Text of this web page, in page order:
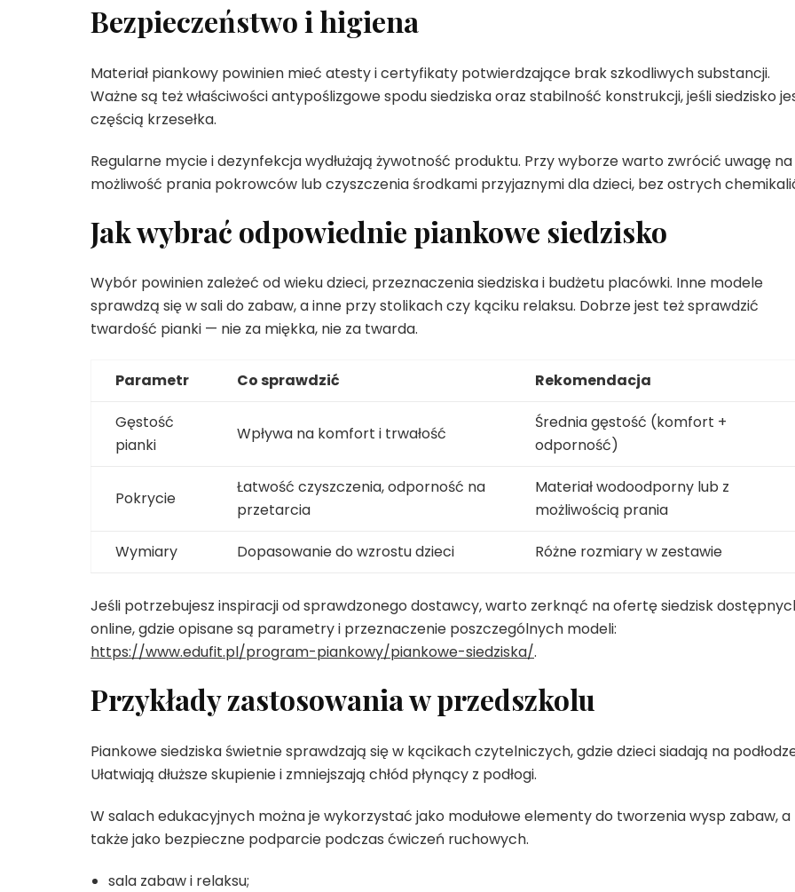
Bezpieczeństwo i higiena
Materiał piankowy powinien mieć atesty i certyfikaty potwierdzające brak szkodliwych substancji.
Ważne są też właściwości antypoślizgowe spodu siedziska oraz stabilność konstrukcji, jeśli siedzisko
częścią krzesełka.
Regularne mycie i dezynfekcja wydłużają żywotność produktu. Przy wyborze warto zwrócić uwagę na
możliwość prania pokrowców lub czyszczenia środkami przyjaznymi dla dzieci, bez ostrych
Jak wybrać odpowiednie piankowe siedzisko
Wybór powinien zależeć od wieku dzieci, przeznaczenia siedziska i budżetu placówki. Inne modele
sprawdzą się w sali do zabaw, a inne przy stolikach czy kąciku relaksu. Dobrze jest też sprawdzić
twardość pianki — nie za miękka, nie za twarda.
Parametr Co sprawdzić Rekomendacja
Gęstość
pianki
Wpływa na komfort i trwałość
Średnia gęstość (komfort +
odporność)
Pokrycie
Łatwość czyszczenia, odporność na
przetarcia
Materiał wodoodporny lub z
możliwością prania
Wymiary Dopasowanie do wzrostu dzieci Różne rozmiary w zestawie
Jeśli potrzebujesz inspiracji od sprawdzonego dostawcy, warto zerknąć na ofertę siedzisk
online, gdzie opisane są parametry i przeznaczenie poszczególnych modeli:
https://www.edufit.pl/program-piankowy/piankowe-siedziska/.
Przykłady zastosowania w przedszkolu
Piankowe siedziska świetnie sprawdzają się w kącikach czytelniczych, gdzie dzieci siadają na
Ułatwiają dłuższe skupienie i zmniejszają chłód płynący z podłogi.
W salach edukacyjnych można je wykorzystać jako modułowe elementy do tworzenia wysp zabaw, a
także jako bezpieczne podparcie podczas ćwiczeń ruchowych.
sala zabaw i relaksu;